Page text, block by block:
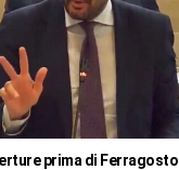
prima di Ferragosto